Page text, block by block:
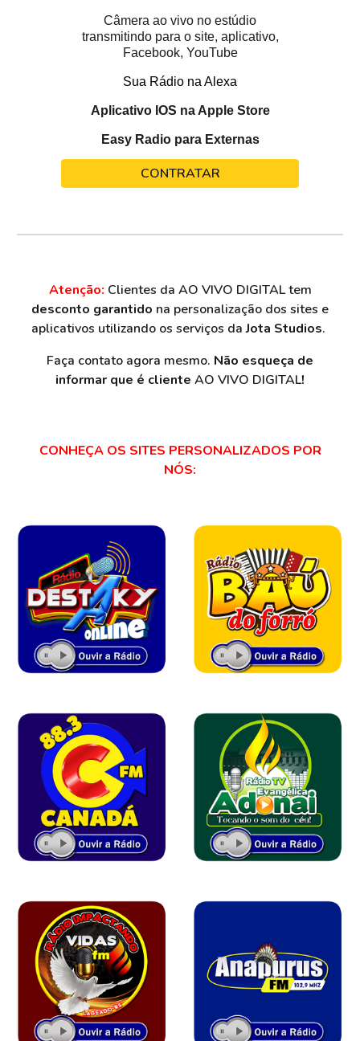
Câmera ao vivo no estúdio
transmitindo para o site, aplicativo,
Facebook, YouTube
Sua Rádio na Alexa
Aplicativo IOS na Apple Store
Easy Radio para Externas
CONTRATAR
Atenção: Clientes da AO VIVO DIGITAL tem
desconto garantido na personalização dos sites e
aplicativos utilizando os serviços daJota Studios.
Faça contato agora mesmo. Não esqueça de
informar que é cliente AO VIVO DIGITAL!
CONHEÇA OS SITES PERSONALIZADOS POR
NÓS: